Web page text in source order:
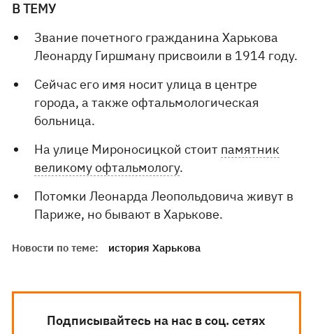
В ТЕМУ
Звание почетного гражданина Харькова
Леонарду Гиршману присвоили в 1914 году.
Сейчас его имя носит улица в центре
города, а также офтальмологическая
больница.
На улице Мироносицкой стоит памятник
великому офтальмологу.
Потомки Леонарда Леопольдовича живут в
Париже, но бывают в Харькове.
Новости по теме: история Харькова
Подписывайтесь на нас в соц. сетях